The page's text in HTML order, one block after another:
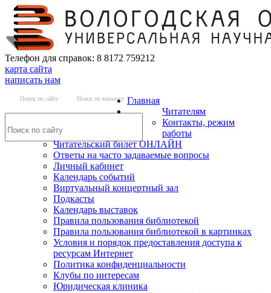
Телефон для справок: 8 8172 759212
карта сайта
написать нам
Поиск по сайту Поиск по каталогу Главная
Читателям
Контакты, режим
работы
Читательский билет ОНЛАЙН
Ответы на часто задаваемые вопросы
Личный кабинет
Календарь событий
Виртуальный концертный зал
Подкасты
Календарь выставок
Правила пользования библиотекой
Правила пользования библиотекой в картинках
Условия и порядок предоставления доступа к
ресурсам Интернет
Политика конфиденциальности
Клубы по интересам
Юридическая клиника